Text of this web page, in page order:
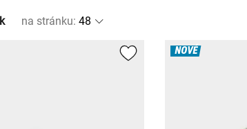
na stránku:
NOVÉ